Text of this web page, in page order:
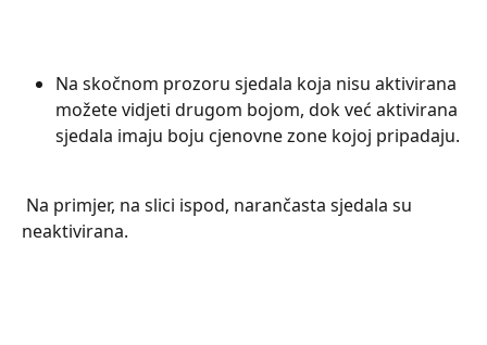
Na skočnom prozoru sjedala koja nisu aktivirana
možete vidjeti drugom bojom, dok već aktivirana
sjedala imaju boju cjenovne zone kojoj pripadaju.
neaktivirana.